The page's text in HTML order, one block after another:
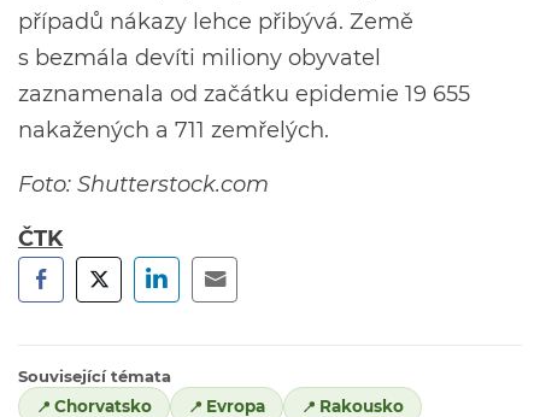
případů nákazy lehce přibývá. Země
s bezmála devíti miliony obyvatel
zaznamenala od začátku epidemie 19 655
nakažených a 711 zemřelých.
Foto: Shutterstock.com
ČTK
Související témata
Chorvatsko
Evropa Rakousko